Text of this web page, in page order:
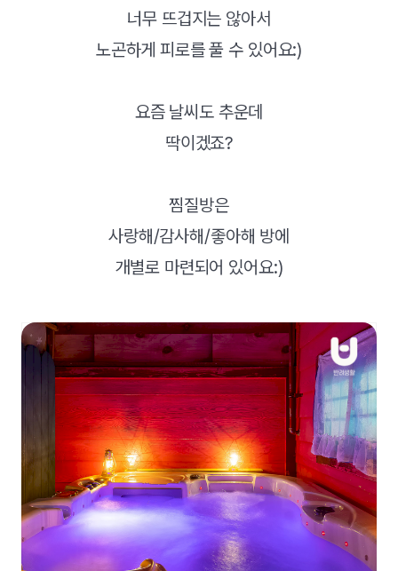
너무 뜨겁지는 않아서
노곤하게 피로를 풀 수 있어요:)
요즘 날씨도 추운데
딱이겠죠?
찜질방은
사랑해/감사해/좋아해 방에
개별로 마련되어 있어요:)